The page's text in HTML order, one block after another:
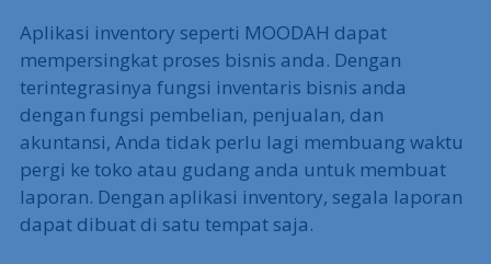
Aplikasi inventory seperti MOODAH dapat
mempersingkat proses bisnis anda. Dengan
terintegrasinya fungsi inventaris bisnis anda
dengan fungsi pembelian, penjualan, dan
akuntansi, Anda tidak perlu lagi membuang waktu
pergi ke toko atau gudang anda untuk membuat
laporan. Dengan aplikasi inventory, segala laporan
dapat dibuat di satu tempat saja.